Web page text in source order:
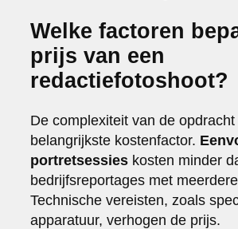
Welke factoren
prijs van een
redactiefotoshoot?
De complexiteit van de
belangrijkste kostenfactor.
portretsessies kosten minder
bedrijfsreportages met
Technische vereisten, zoals
apparatuur, verhogen de prijs.